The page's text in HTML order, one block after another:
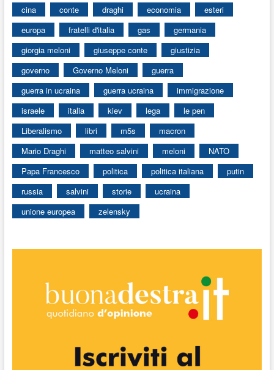
cina
conte draghi economia
esteri
europa
fratelli d'italia gas
germania
giorgia meloni
giuseppe conte
giustizia
governo
Governo Meloni
guerra
guerra in ucraina
guerra ucraina
immigrazione
israele
italia kiev lega
le pen
Liberalismo
libri m5s
macron
Mario Draghi
matteo salvini meloni
NATO
Papa Francesco
politica politica italiana
putin
russia
salvini storie
ucraina
unione europea
zelensky